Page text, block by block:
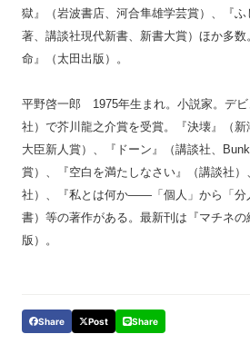
獄』（岩波書店、河合隼雄学芸賞）、『
著、講談社現代新書、新書大賞）ほか多
命』（太田出版）。
平野啓一郎 1975年生まれ。小説家。デビ
社）で芥川龍之介賞を受賞。『決壊』（
大臣新人賞）、『ドーン』（講談社、
賞）、『空白を満たしなさい』（講談社
社）、『私とは何か――「個人」から「分
書）等の著作がある。最新刊は『マチネ
版）。
Share Post Share